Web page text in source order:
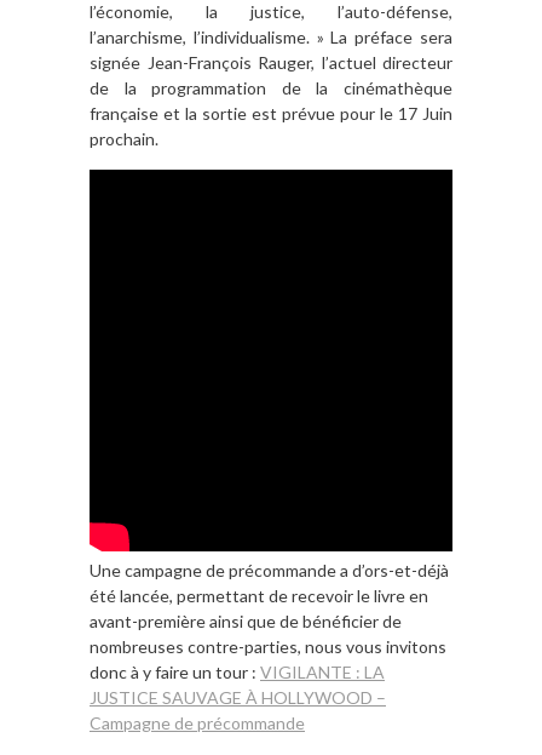
l’économie, la justice, l’auto-défense,
l’anarchisme, l’individualisme. » La préface sera
signée Jean-François Rauger, l’actuel directeur
de la programmation de la cinémathèque
française et la sortie est prévue pour le 17 Juin
prochain.
Une campagne de précommande a d’ors-et-déjà
été lancée, permettant de recevoir le livre en
avant-première ainsi que de bénéficier de
nombreuses contre-parties, nous vous invitons
donc à y faire un tour : VIGILANTE : LA
JUSTICE SAUVAGE À HOLLYWOOD –
Campagne de précommande